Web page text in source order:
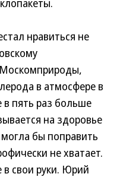
нравиться не
в атмосфере в
в пять раз больше
на здоровье
бы поправить
не хватает.
свои руки. Юрий